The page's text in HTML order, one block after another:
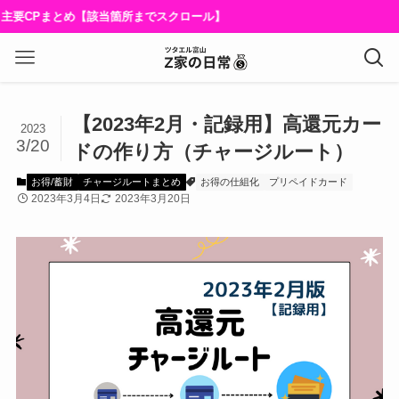
CPまとめ【該当箇所までスクロール】
【2023年2月・記録用】高還元カー
ドの作り方（チャージルート）
2023
3/20
お得/蓄財 チャージルートまとめ お得の仕組化 プリペイドカード
2023年3月4日 2023年3月20日